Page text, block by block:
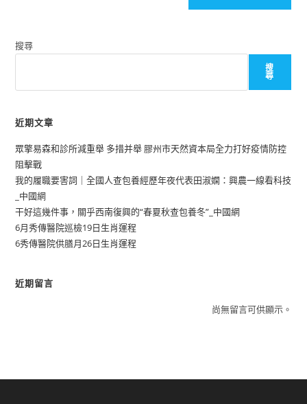
搜尋
搜
尋
近期文章
眾擎易森和診所減重舉 多措并舉 膠州市天然資本局全力打好疫情防控
阻擊戰
我的履職要害詞｜全國人查包養經歷年夜代表田淑嫻：興農一線看科技
_中國網
干好這幾件事，關乎西南復興的“春夏秋查包養冬”_中國網
6月秀傳醫院巡檢19日生肖運程
6秀傳醫院供膳月26日生肖運程
近期留言
尚無留言可供顯示。